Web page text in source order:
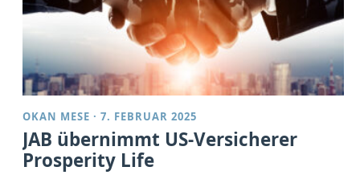
OKAN MESE ·7. FEBRUAR 2025
JAB übernimmt US-Versicherer
Prosperity Life